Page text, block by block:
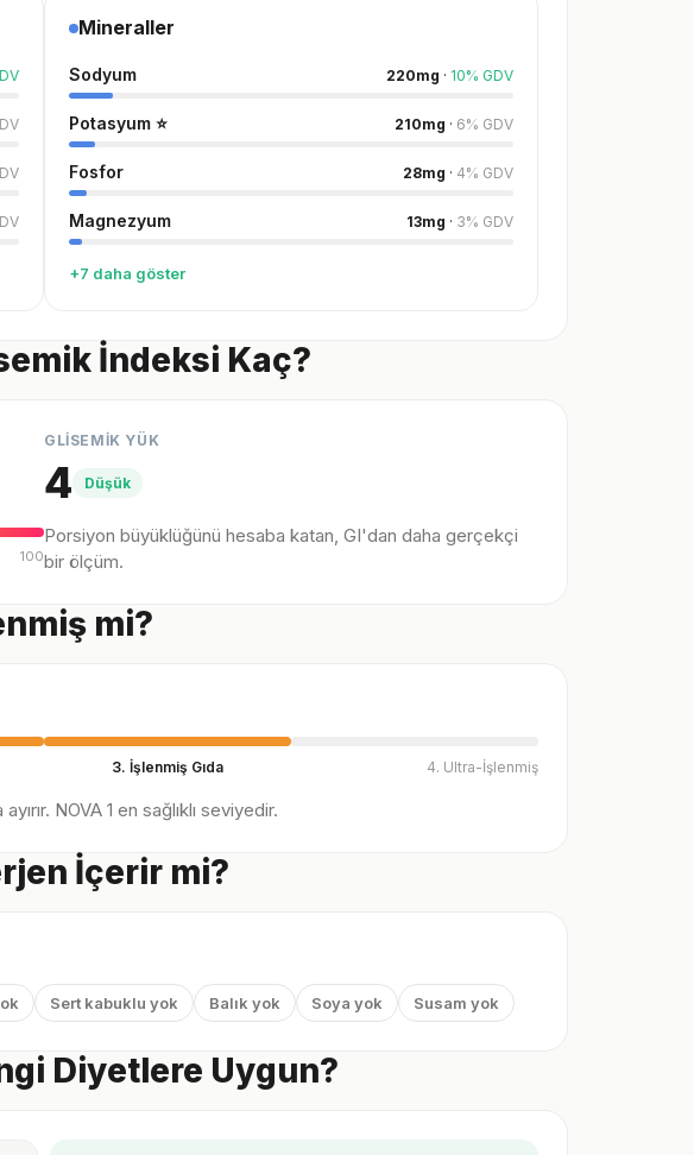
Mineraller
Sodyum 220mg · 10% GDV
Potasyum ⭐ 210mg · 6% GDV
Fosfor 28mg · 4% GDV
Magnezyum 13mg · 3% GDV
+7 daha göster
İndeksi Kaç?
100
GLİSEMİK YÜK
4 Düşük
Porsiyon büyüklüğünü hesaba katan, GI'dan daha gerçekçi
bir ölçüm.
mi?
3. İşlenmiş Gıda 4. Ultra-İşlenmiş
NOVA 1 en sağlıklı seviyedir.
İçerir mi?
Sert kabuklu yok Balık yok Soya yok Susam yok
Diyetlere Uygun?